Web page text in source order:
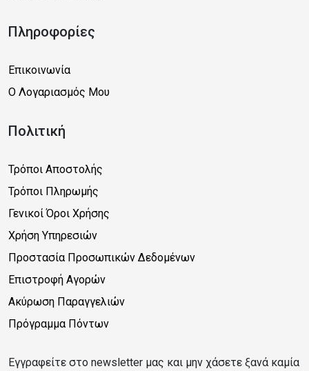
Πληροφορίες
Επικοινωνία
Ο Λογαριασμός Μου
Πολιτική
Τρόποι Αποστολής
Τρόποι Πληρωμής
Γενικοί Όροι Χρήσης
Χρήση Υπηρεσιών
Προστασία Προσωπικών Δεδομένων
Επιστροφή Αγορών
Ακύρωση Παραγγελιών
Πρόγραμμα Πόντων
Εγγραφείτε στο newsletter μας και μην χάσετε ξανά καμία